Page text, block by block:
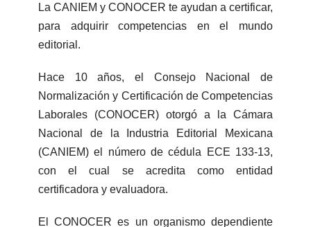
La CANIEM y CONOCER te ayudan a certificar,
para adquirir competencias en el mundo
editorial.
Hace 10 años, el Consejo Nacional de
Normalización y Certificación de Competencias
Laborales (CONOCER) otorgó a la Cámara
Nacional de la Industria Editorial Mexicana
(CANIEM) el número de cédula ECE 133-13,
con el cual se acredita como entidad
certificadora y evaluadora.
El CONOCER es un organismo dependiente